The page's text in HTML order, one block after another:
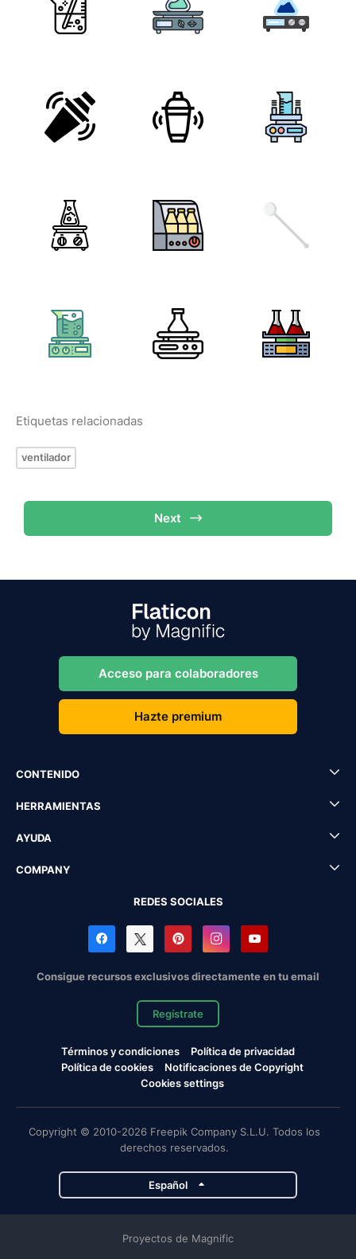
Etiquetas relacionadas
ventilador
Next
Acceso para colaboradores
Hazte premium
CONTENIDO
HERRAMIENTAS
AYUDA
COMPANY
REDES SOCIALES
Consigue recursos exclusivos directamente en tu email
Regístrate
Términos y condiciones
Política de privacidad
Política de cookies
Notificaciones de Copyright
Cookies settings
Copyright © 2010-2026 Freepik Company S.L.U. Todos los
derechos reservados.
Español
Proyectos de Magnific